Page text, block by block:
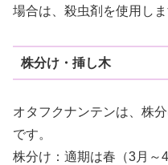
場合は、殺虫剤を使用しま
株分け・挿し木
オタフクナンテンは、株
です。
株分け：適期は春（3月～